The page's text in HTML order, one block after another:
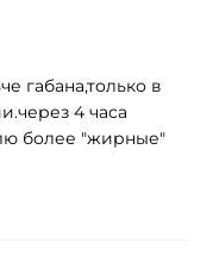
габана,только в
4 часа
более "жирные"